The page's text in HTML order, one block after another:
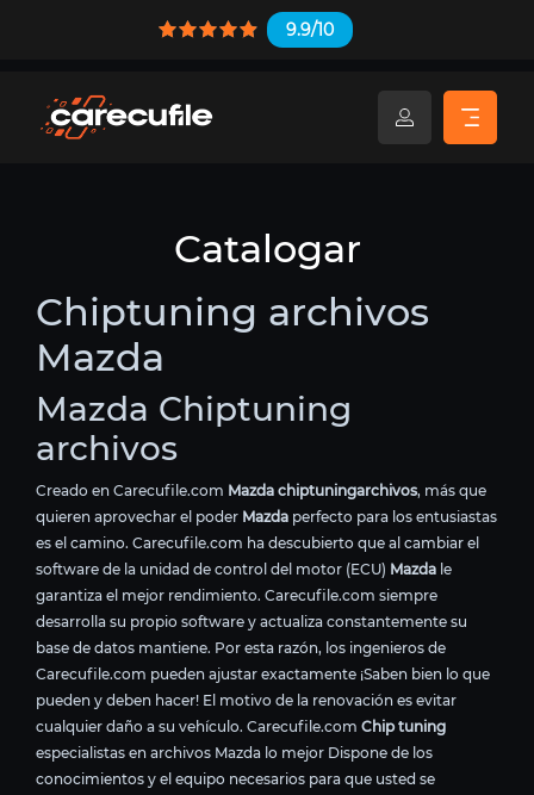
9.9/10
Catalogar
Chiptuning archivos
Mazda
Mazda Chiptuning
archivos
Creado en Carecufile.com Mazda chiptuningarchivos, más que
quieren aprovechar el poder Mazda perfecto para los entusiastas
es el camino. Carecufile.com ha descubierto que al cambiar el
software de la unidad de control del motor (ECU) Mazda le
garantiza el mejor rendimiento. Carecufile.com siempre
desarrolla su propio software y actualiza constantemente su
base de datos mantiene. Por esta razón, los ingenieros de
Carecufile.com pueden ajustar exactamente ¡Saben bien lo que
pueden y deben hacer! El motivo de la renovación es evitar
cualquier daño a su vehículo. Carecufile.com Chip tuning
especialistas en archivos Mazda lo mejor Dispone de los
conocimientos y el equipo necesarios para que usted se